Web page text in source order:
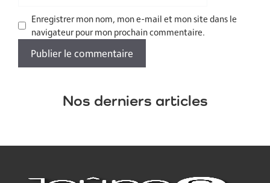
Enregistrer mon nom, mon e-mail et mon site dans le
navigateur pour mon prochain commentaire.
Nos derniers articles